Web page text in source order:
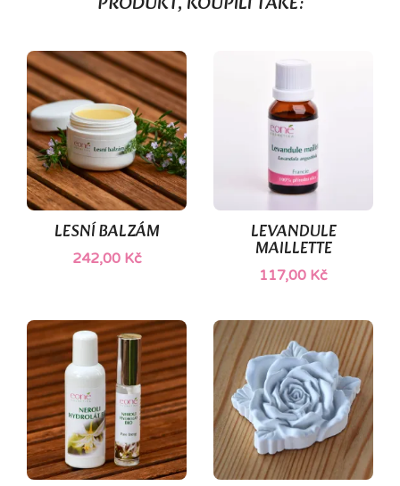
LESNÍ BALZÁM
242,00 Kč
(1)
LEVANDULE
MAILLETTE
117,00 Kč